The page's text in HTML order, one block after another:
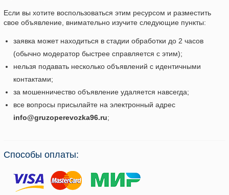
Если вы хотите воспользоваться этим ресурсом и разместить
свое объявление, внимательно изучите следующие пункты:
заявка может находиться в стадии обработки до 2 часов
(обычно модератор быстрее справляется с этим);
нельзя подавать несколько объявлений с идентичными
контактами;
за мошенничество объявление удаляется навсегда;
все вопросы присылайте на электронный адрес
info@gruzoperevozka96.ru;
Способы оплаты: